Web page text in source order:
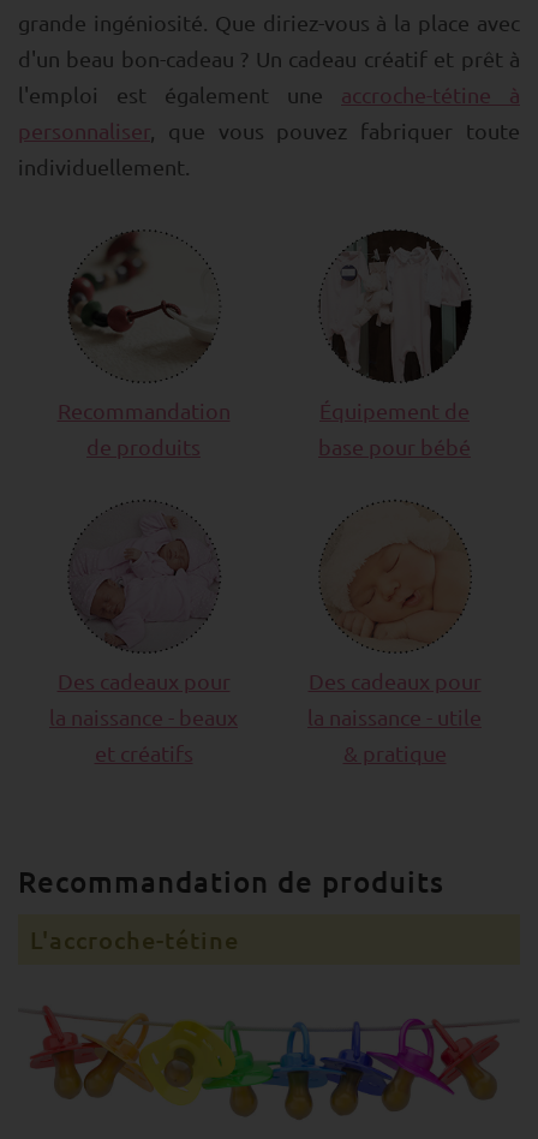
grande ingéniosité. Que diriez-vous à la place avec
d'un beau bon-cadeau ? Un cadeau créatif et prêt à
l'emploi est également une accroche-tétine à
personnaliser , que vous pouvez fabriquer toute
individuellement.
Recommandation
de produits
Équipement de
base pour bébé
Des cadeaux pour
la naissance - beaux
et créatifs
Des cadeaux pour
la naissance - utile
& pratique
Recommandation de produits
L'accroche-tétine